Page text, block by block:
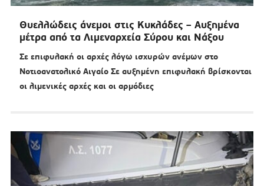
Θυελλώδεις άνεμοι στις Κυκλάδες – Αυξημένα
μέτρα από τα Λιμεναρχεία Σύρου και Νάξου
Σε επιφυλακή οι αρχές λόγω ισχυρών ανέμων στο
Νοτιοανατολικό Αιγαίο Σε αυξημένη επιφυλακή βρίσκονται
οι λιμενικές αρχές και οι αρμόδιες